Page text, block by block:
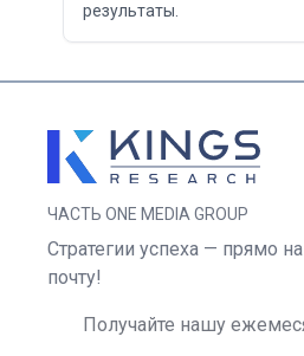
результаты.
ЧАСТЬ ONE MEDIA GROUP
Стратегии успеха — прямо
почту!
Получайте нашу